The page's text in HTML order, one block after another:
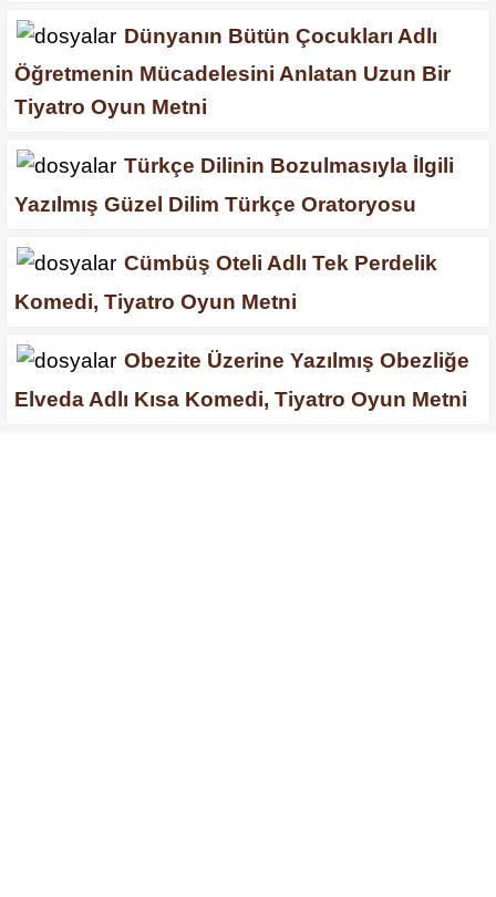
Dünyanın Bütün Çocukları Adlı
Öğretmenin Mücadelesini Anlatan Uzun Bir
Tiyatro Oyun Metni
Türkçe Dilinin Bozulmasıyla İlgili
Yazılmış Güzel Dilim Türkçe Oratoryosu
Cümbüş Oteli Adlı Tek Perdelik
Komedi, Tiyatro Oyun Metni
Obezite Üzerine Yazılmış Obezliğe
Elveda Adlı Kısa Komedi, Tiyatro Oyun Metni